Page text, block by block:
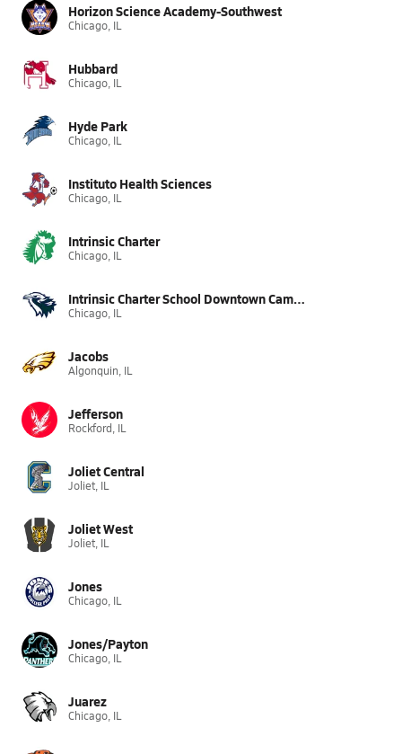
Horizon Science Academy-Southwest
Chicago, IL
Hubbard
Chicago, IL
Hyde Park
Chicago, IL
Instituto Health Sciences
Chicago, IL
Intrinsic Charter
Chicago, IL
Intrinsic Charter School Downtown Campus
Chicago, IL
Jacobs
Algonquin, IL
Jefferson
Rockford, IL
Joliet Central
Joliet, IL
Joliet West
Joliet, IL
Jones
Chicago, IL
Jones/Payton
Chicago, IL
Juarez
Chicago, IL